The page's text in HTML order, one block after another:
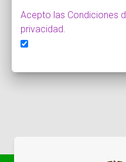
Acepto las Condiciones
privacidad.